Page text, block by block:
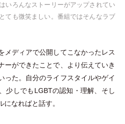
いろんなストーリーがアップされてい
ても微笑ましい。番組ではそんなラブ
メディアで公開してこなかったレス
ーができたことで、より伝えていき
った。自分のライフスタイルやゲイ
少しでもLGBTの認知 ・ 理解、そし
なればと話す。